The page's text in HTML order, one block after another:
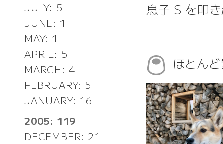
JULY: 5
JUNE: 1
MAY: 1
APRIL: 5
MARCH: 4
FEBRUARY: 5
JANUARY: 16
2005: 119
DECEMBER: 21
息子 S を叩
ほとん